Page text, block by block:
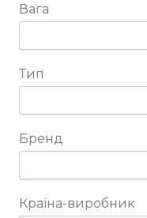
Вага
Тип
Бренд
Країна-виробник